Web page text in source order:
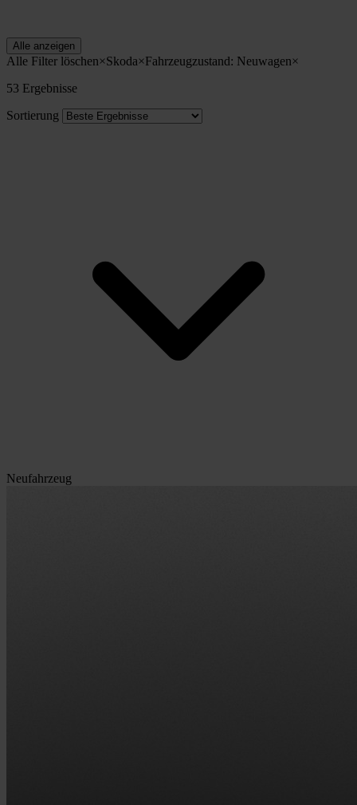
Alle anzeigen
Alle Filter löschen×Skoda×Fahrzeugzustand: Neuwagen×
53 Ergebnisse
Sortierung
Neufahrzeug